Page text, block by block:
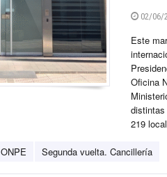
02/06/
Este
Oficina
219
ONPE Segunda vuelta. Cancillería